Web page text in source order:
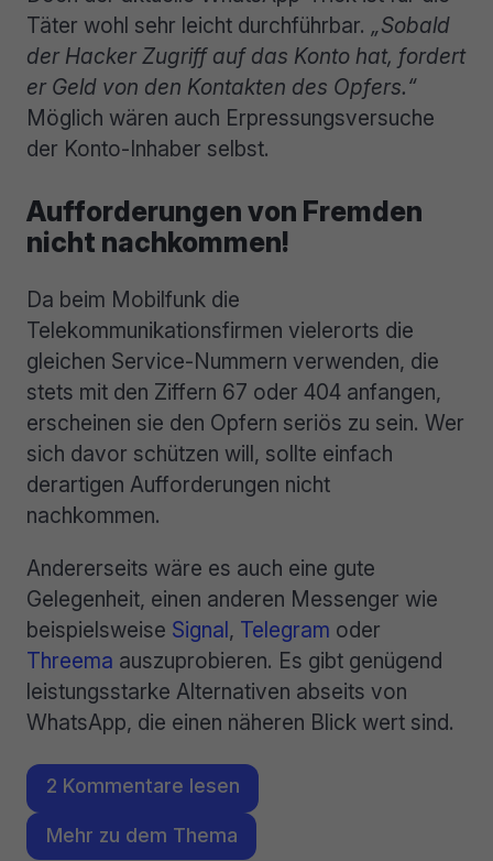
Täter wohl sehr leicht durchführbar. „Sobald
der Hacker Zugriff auf das Konto hat, fordert
er Geld von den Kontakten des Opfers.“
Möglich wären auch Erpressungsversuche
der Konto-Inhaber selbst.
Aufforderungen von Fremden
nicht nachkommen!
Da beim Mobilfunk die
Telekommunikationsfirmen vielerorts die
gleichen Service-Nummern verwenden, die
stets mit den Ziffern 67 oder 404 anfangen,
erscheinen sie den Opfern seriös zu sein. Wer
sich davor schützen will, sollte einfach
derartigen Aufforderungen nicht
nachkommen.
Andererseits wäre es auch eine gute
Gelegenheit, einen anderen Messenger wie
beispielsweise Signal, Telegram oder
Threema auszuprobieren. Es gibt genügend
leistungsstarke Alternativen abseits von
WhatsApp, die einen näheren Blick wert sind.
2 Kommentare lesen
Mehr zu dem Thema